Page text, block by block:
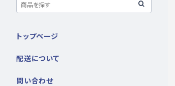
トップページ
配送について
問い合わせ